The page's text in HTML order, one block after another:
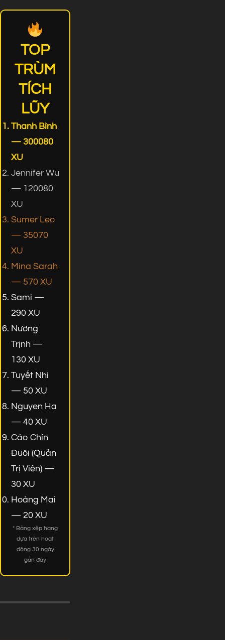
TOP
TRÙM
TÍCH
LŨY
Thanh Bình
— 300080
XU
Jennifer Wu
— 120080
XU
Sumer Leo
— 35070
XU
Mina Sarah
— 570 XU
Sami —
290 XU
Nương
Trịnh —
130 XU
Tuyết Nhi
— 50 XU
Nguyen Ha
— 40 XU
Cáo Chín
Đuôi (Quản
Trị Viên) —
30 XU
Hoàng Mai
— 20 XU
* Bảng xếp hạng
dựa trên hoạt
động 30 ngày
gần đây